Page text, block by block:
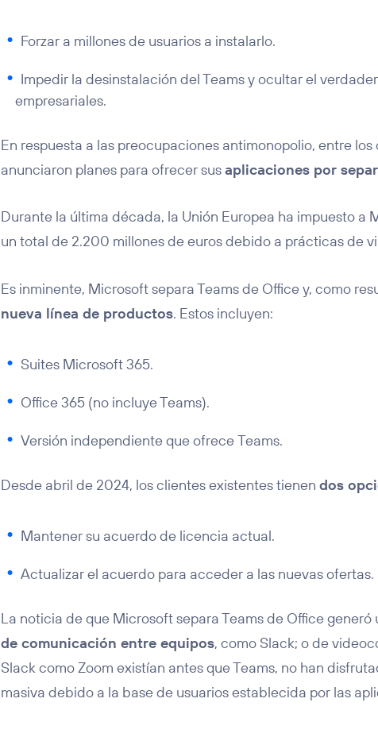
Forzar a millones de usuarios a instalarlo.
Impedir la desinstalación del Teams y ocultar el
empresariales.
En respuesta a las preocupaciones antimonopolio, entre
anunciaron planes para ofrecer susaplicaciones por
Durante la última década, la Unión Europea ha impuesto a
un total de 2.200 millones de euros debido a prácticas de
Es inminente, Microsoft separa Teams de Office y, como
nueva línea de productos. Estos incluyen:
Suites Microsoft 365.
Office 365 (no incluye Teams).
Versión independiente que ofrece Teams.
Desde abril de 2024, los clientes existentes tienen dos
Mantener su acuerdo de licencia actual.
Actualizar el acuerdo para acceder a las nuevas ofertas.
La noticia de que Microsoft separa Teams de Office generó
de comunicación entre equipos, como Slack; o de
Slack como Zoom existían antes que Teams, no han
masiva debido a la base de usuarios establecida por las